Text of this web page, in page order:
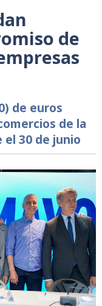
de
de euros
de la
el 30 de junio